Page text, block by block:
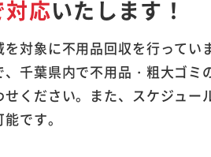
応いたします！
対象に不用品回収を行ってい
千葉県内で不用品・粗大ゴミ
ください。また、スケジュー
です。